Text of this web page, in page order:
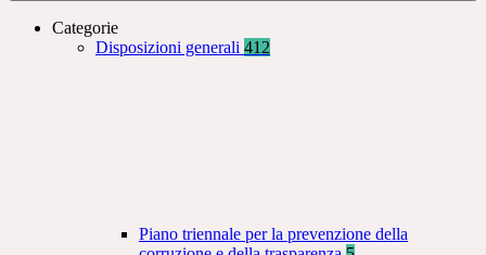
Categorie
Disposizioni generali 412
Piano triennale per la prevenzione della